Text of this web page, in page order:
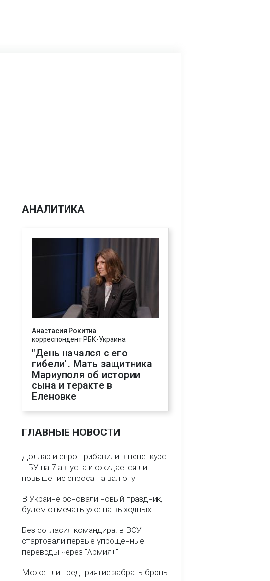
АНАЛИТИКА
Анастасия Рокитна
корреспондент РБК-Украина
"День начался с его
гибели". Мать защитника
Мариуполя об истории
сына и теракте в
Еленовке
ГЛАВНЫЕ НОВОСТИ
Доллар и евро прибавили в цене: курс
НБУ на 7 августа и ожидается ли
повышение спроса на валюту
В Украине основали новый праздник,
будем отмечать уже на выходных
Без согласия командира: в ВСУ
стартовали первые упрощенные
переводы через "Армия+"
Может ли предприятие забрать бронь